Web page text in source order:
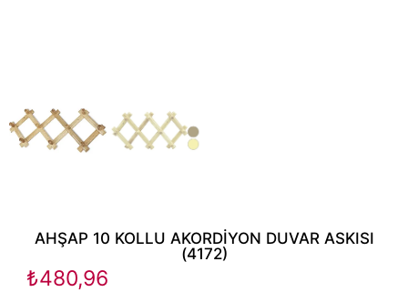
AHŞAP 10 KOLLU AKORDİYON DUVAR ASKISI
(4172)
₺480,96